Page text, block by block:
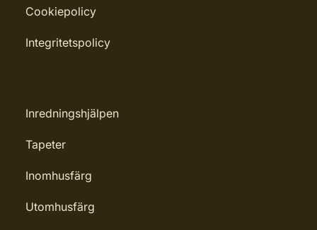
Cookiepolicy
Integritetspolicy
Inredningshjälpen
Tapeter
Inomhusfärg
Utomhusfärg